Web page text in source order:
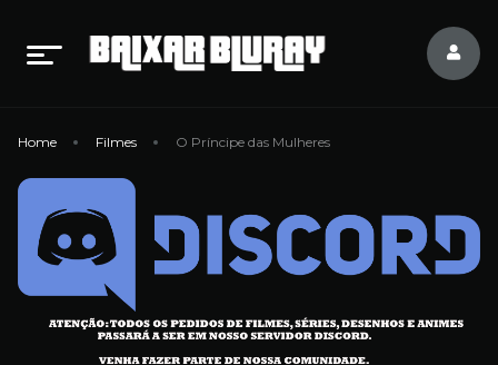
Home Filmes O Príncipe das Mulheres